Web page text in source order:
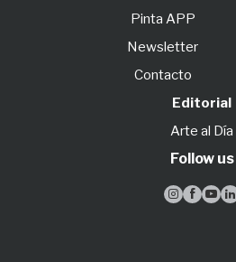
Pinta APP
Newsletter
Contacto
Editorial
Arte al Día
Follow us
   